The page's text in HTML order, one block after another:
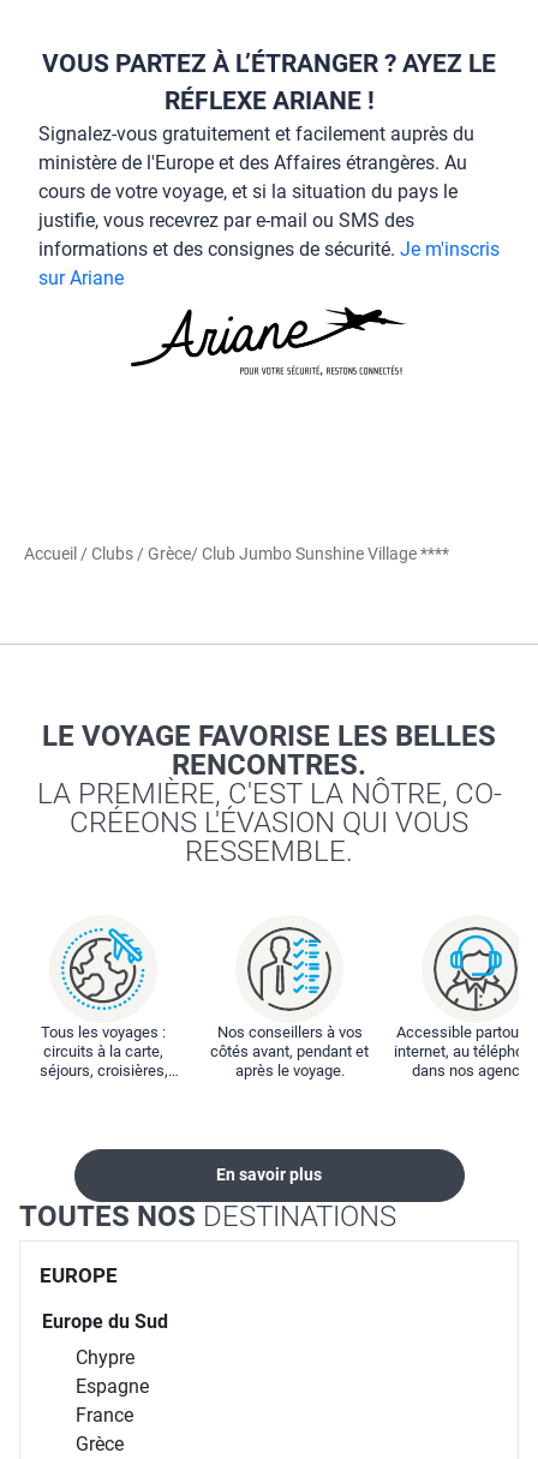
VOUS PARTEZ À L’ÉTRANGER ? AYEZ LE
RÉFLEXE ARIANE !
Signalez-vous gratuitement et facilement auprès du
ministère de l'Europe et des Affaires étrangères. Au
cours de votre voyage, et si la situation du pays le
justifie, vous recevrez par e-mail ou SMS des
informations et des consignes de sécurité. Je m'inscris
sur Ariane
Accueil /Clubs / Grèce/ Club Jumbo Sunshine Village ****
LE VOYAGE FAVORISE LES BELLES
RENCONTRES.
LA PREMIÈRE, C'EST LA NÔTRE, CO-
CRÉEONS L'ÉVASION QUI VOUS
RESSEMBLE.
Tous les voyages :
circuits à la carte,
séjours, croisières,
Nos conseillers à vos
côtés avant, pendant et
après le voyage.
Accessible partout :
internet, au
dans nos
En savoir plus
TOUTES NOS DESTINATIONS
EUROPE
Europe du Sud
Chypre
Espagne
France
Grèce